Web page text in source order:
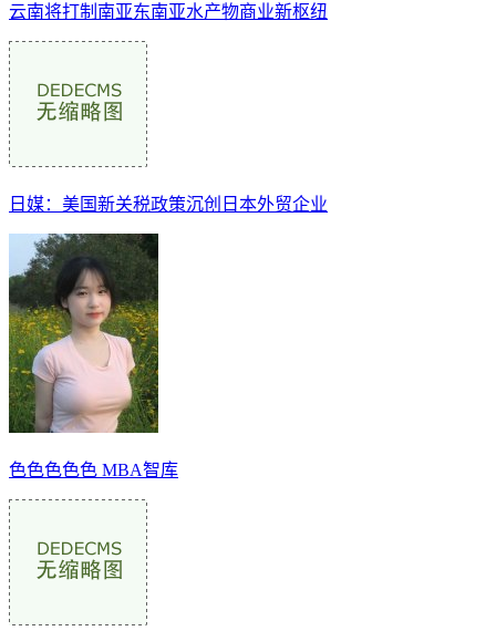
云南将打制南亚东南亚水产物商业新枢纽
日媒：美国新关税政策沉创日本外贸企业
色色色色色 MBA智库